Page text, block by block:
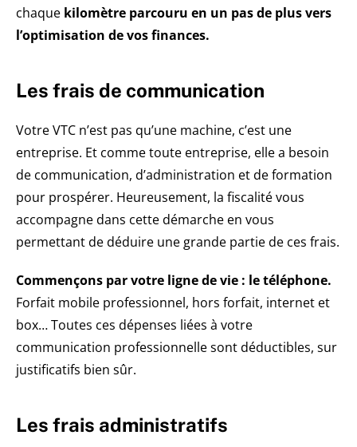
chaque kilomètre parcouru en un pas de plus vers
l’optimisation de vos finances.
Les frais de communication
Votre VTC n’est pas qu’une machine, c’est une
entreprise. Et comme toute entreprise, elle a besoin
de communication, d’administration et de formation
pour prospérer. Heureusement, la fiscalité vous
accompagne dans cette démarche en vous
permettant de déduire une grande partie de ces frais.
Commençons par votre ligne de vie : le téléphone.
Forfait mobile professionnel, hors forfait, internet et
box… Toutes ces dépenses liées à votre
communication professionnelle sont déductibles, sur
justificatifs bien sûr.
Les frais administratifs